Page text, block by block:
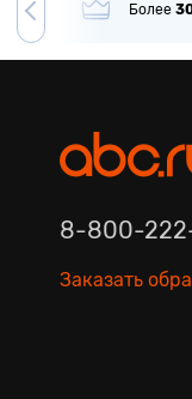
Более
8-800-
Заказать